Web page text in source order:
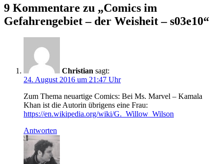
9 Kommentare zu „Comics im
Gefahrengebiet – der Weisheit – s03e10“
Christian sagt:
24. August 2016 um 21:47 Uhr
Zum Thema neuartige Comics: Bei Ms. Marvel – Kamala
Khan ist die Autorin übrigens eine Frau:
https://en.wikipedia.org/wiki/G._Willow_Wilson
Antworten